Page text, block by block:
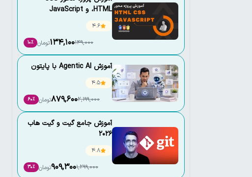
،HTML و JavaScript
4.6
149,000
134,100تومان 10٪
آموزش Agentic AI با پایتون
4.5
2,199,000
879,600تومان 60٪
آموزش جامع گیت و گیت هاب
2026
4.8
1,299,000
909,300تومان 30٪